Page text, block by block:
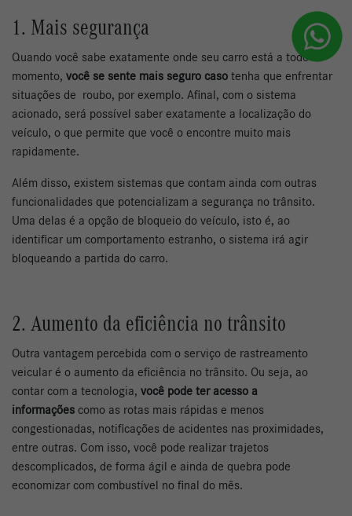
1. Mais segurança
Quando você sabe exatamente onde seu carro está a todo
momento, você se sente mais seguro caso tenha que enfrentar
situações de roubo, por exemplo. Afinal, com o sistema
acionado, será possível saber exatamente a localização do
veículo, o que permite que você o encontre muito mais
rapidamente.
Além disso, existem sistemas que contam ainda com outras
funcionalidades que potencializam a segurança no trânsito.
Uma delas é a opção de bloqueio do veículo, isto é, ao
identificar um comportamento estranho, o sistema irá agir
bloqueando a partida do carro.
2. Aumento da eficiência no trânsito
Outra vantagem percebida com o serviço de rastreamento
veicular é o aumento da eficiência no trânsito. Ou seja, ao
contar com a tecnologia, você pode ter acesso a
informações como as rotas mais rápidas e menos
congestionadas, notificações de acidentes nas proximidades,
entre outras. Com isso, você pode realizar trajetos
descomplicados, de forma ágil e ainda de quebra pode
economizar com combustível no final do mês.